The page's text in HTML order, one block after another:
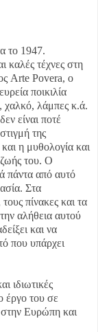
το 1947.
καλές τέχνες στη
Arte Povera, ο
ποικιλία
χαλκό, λάμπες κ.ά.
είναι ποτέ
της
η μυθολογία και
ζωής του. Ο
πάντα από αυτό
Στα
πίνακες και τα
αλήθεια αυτού
και να
που υπάρχει
ιδιωτικές
έργο του σε
στην Ευρώπη και